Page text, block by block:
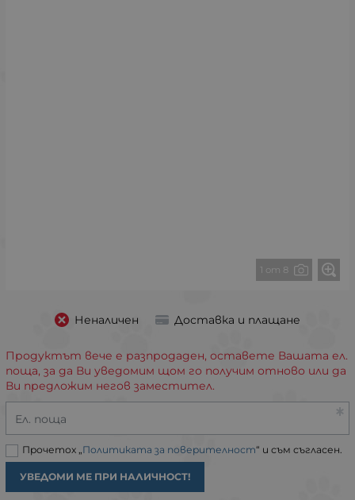
1 от 8
Неналичен Доставка и плащане
Продуктът вече е разпродаден, оставете Вашата ел.
поща, за да Ви уведомим щом го получим отново или да
Ви предложим негов заместител.
Ел. поща
Прочетох „Политиката за поверителност“ и съм съгласен.
УВЕДОМИ МЕ ПРИ НАЛИЧНОСТ!